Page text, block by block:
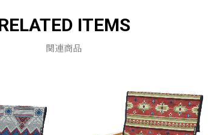
ITEMS
関連商品